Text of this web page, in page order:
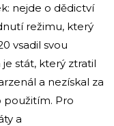
nejde o dědictví
režimu, který
vsadil svou
stát, který ztratil
a nezískal za
Pro
a